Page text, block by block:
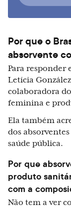
Por que o
absorvente
Para responder
Letícia
colaboradora
feminina e
Ela também
dos
saúde pública.
Por que
produto
com a
Não tem a ver